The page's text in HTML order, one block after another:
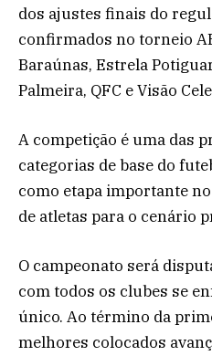
dos ajustes finais do
confirmados no torneio
Baraúnas, Estrela
Palmeira, QFC e Visão
A competição é uma das
categorias de base do
como etapa importante
de atletas para o cenário
O campeonato será
com todos os clubes se
único. Ao término da
melhores colocados